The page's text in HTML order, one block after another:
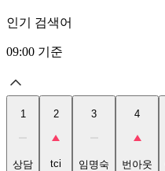
인기 검색어
09:00 기준
1
상담
2
tci
3
임명숙
4
번아웃